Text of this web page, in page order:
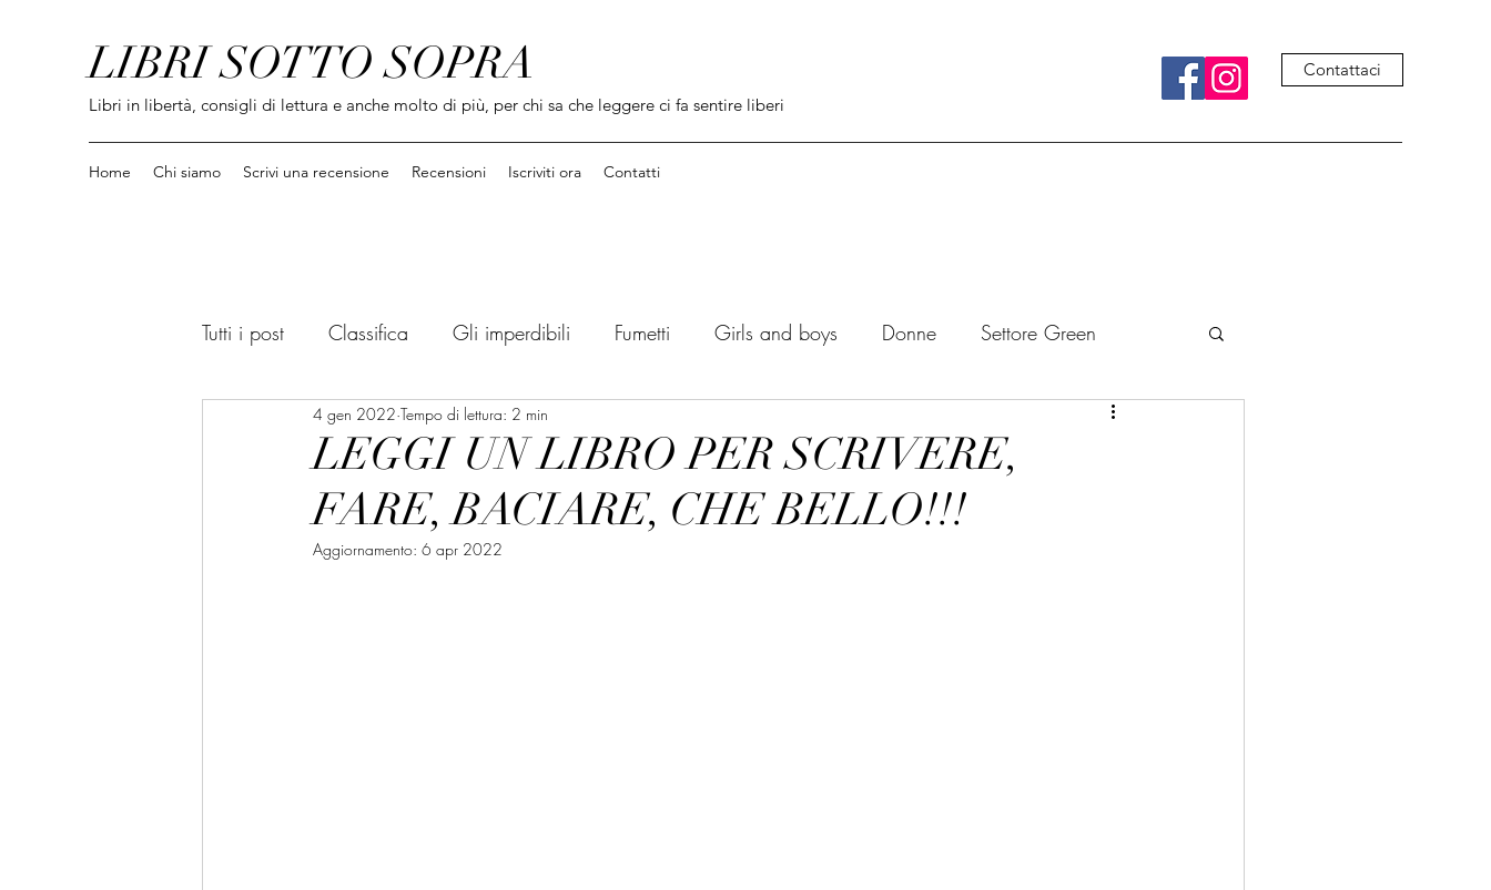
LIBRI SOTTO SOPRA
Libri in libertà, consigli di lettura e anche molto di più, per chi sa che leggere ci fa sentire liberi
Contattaci
Home Chi siamo Scrivi una recensione Recensioni Iscriviti ora Contatti
Tutti i post Classifica Gli imperdibili Fumetti Girls and boys Donne Settore Green
Informatica / Social / Saggi Dal libro al film Cucina
LEGGI UN LIBRO PER SCRIVERE,
FARE, BACIARE, CHE BELLO!!!
4 gen 2022 Tempo di lettura: 2 min
Aggiornamento: 6 apr 2022